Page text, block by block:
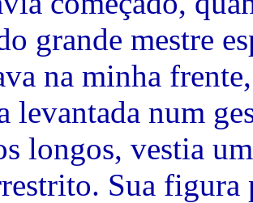
grande mestre
na minha
levantada num
longos, vestia
Sua figura